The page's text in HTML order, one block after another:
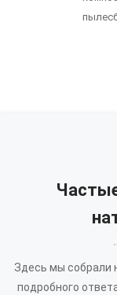
Здесь мы собрали
подробного